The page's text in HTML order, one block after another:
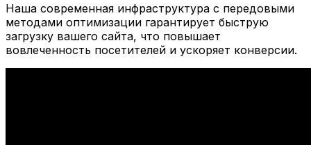
Наша современная инфраструктура с передовыми
методами оптимизации гарантирует быструю
загрузку вашего сайта, что повышает
вовлеченность посетителей и ускоряет конверсии.